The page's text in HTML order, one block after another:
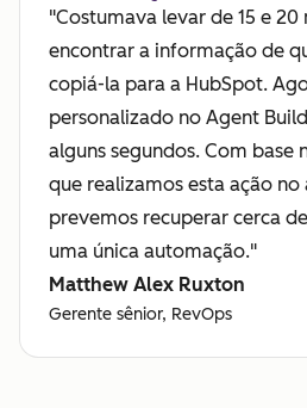
"Costumava levar de 15 e
encontrar a informação de
copiá-la para a HubSpot.
personalizado no Agent
alguns segundos. Com base
que realizamos esta ação no
prevemos recuperar cerca
uma única automação."
Matthew Alex Ruxton
Gerente sênior, RevOps